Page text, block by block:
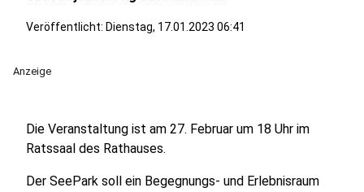
Veröffentlicht: Dienstag, 17.01.2023 06:41
Anzeige
Die Veranstaltung ist am 27. Februar um 18 Uhr im
Ratssaal des Rathauses.
Der SeePark soll ein Begegnungs- und Erlebnisraum